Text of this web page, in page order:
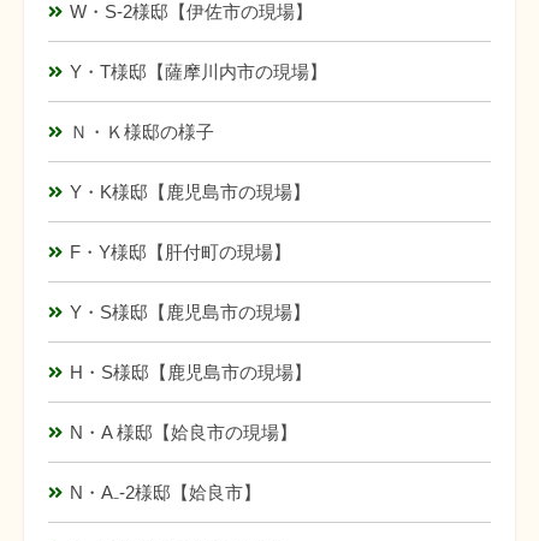
W・S-2様邸【伊佐市の現場】
Y・T様邸【薩摩川内市の現場】
Ｎ・Ｋ様邸の様子
Y・K様邸【鹿児島市の現場】
F・Y様邸【肝付町の現場】
Y・S様邸【鹿児島市の現場】
H・S様邸【鹿児島市の現場】
N・A 様邸【姶良市の現場】
N・A₋-2様邸【姶良市】